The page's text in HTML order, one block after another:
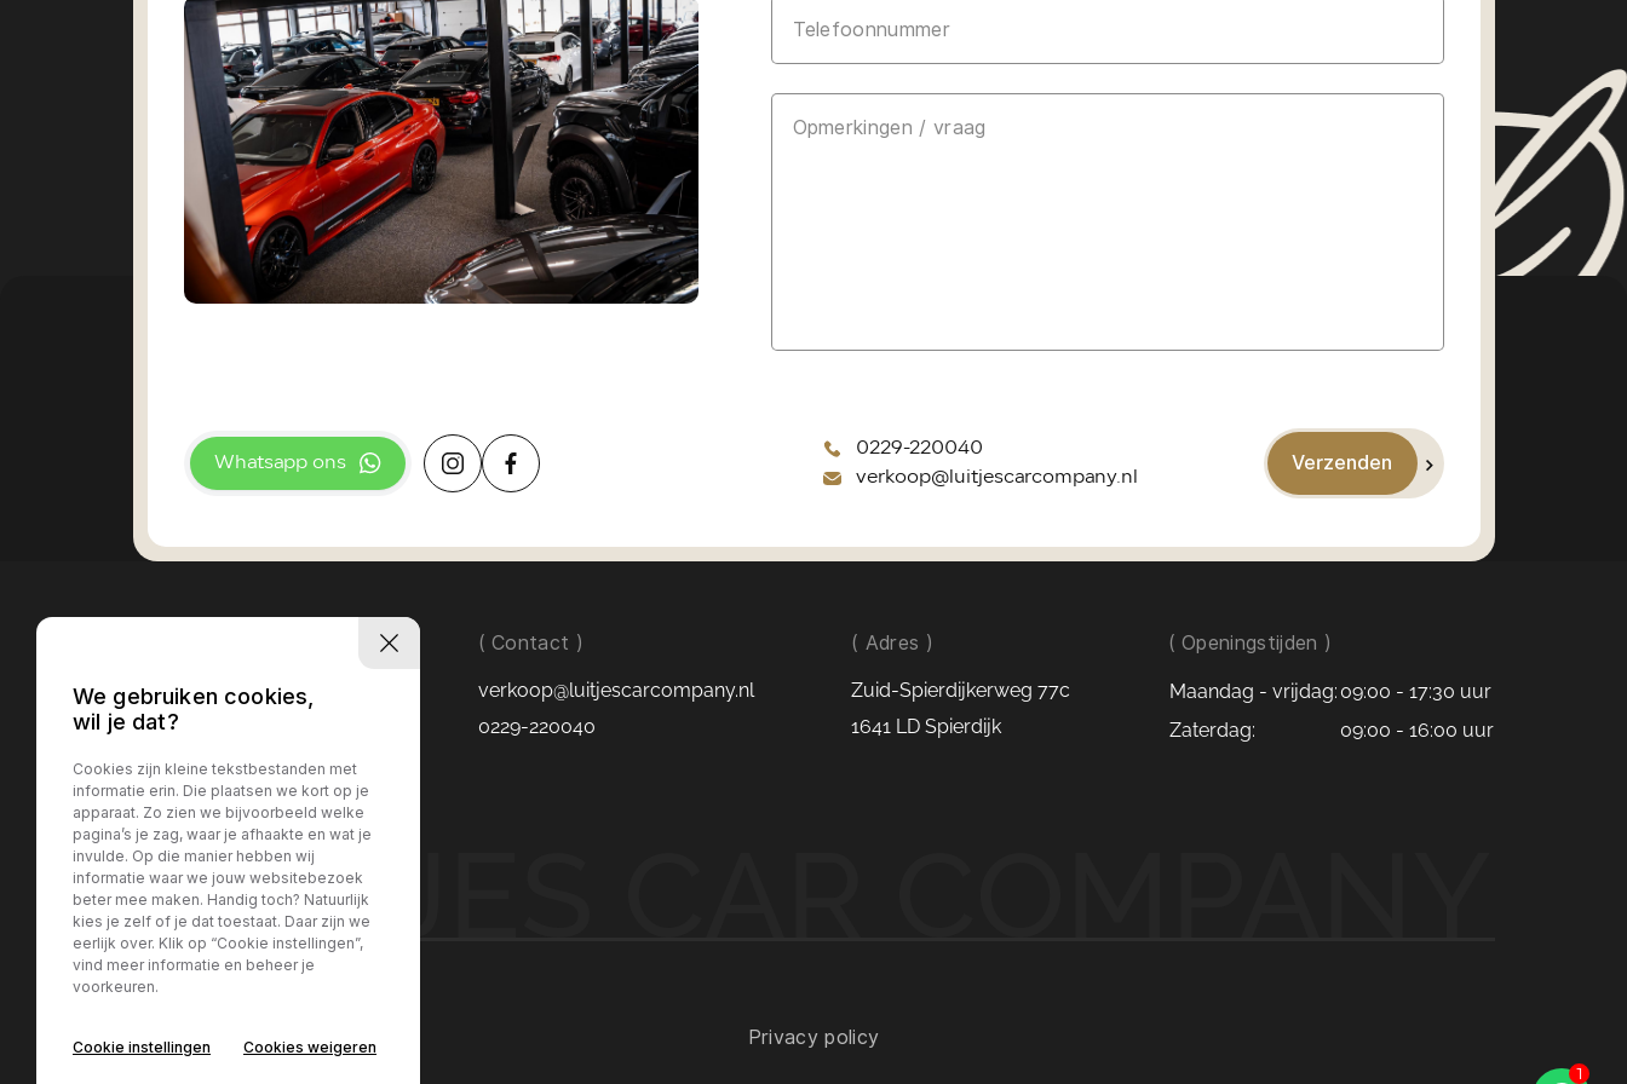
1
grotendeels elektrisch worden afgelegd, terwijl je
staat en is duidelijk met zorg bereden. Uiteraard
moderne techniek en een complete uitrusting.
Virtual Cockpit
Whatsapp ons
0229-220040
verkoop@luitjescarcompany.nl
Verzenden
( Contact )
verkoop@luitjescarcompany.nl
0229-220040
( Adres )
Zuid-Spierdijkerweg 77c
1641 LD Spierdijk
( Openingstijden )
Maandag - vrijdag: 09:00 - 17:30 uur
Zaterdag:
09:00 - 16:00 uur
LUITJES CAR COMPANY
Contact Privacy policy
We gebruiken cookies,
wil je dat?
Cookies zijn kleine tekstbestanden met
informatie erin. Die plaatsen we kort op je
apparaat. Zo zien we bijvoorbeeld welke
pagina’s je zag, waar je afhaakte en wat je
invulde. Op die manier hebben wij
informatie waar we jouw websitebezoek
beter mee maken. Handig toch? Natuurlijk
kies je zelf of je dat toestaat. Daar zijn we
eerlijk over. Klik op “Cookie instellingen”,
vind meer informatie en beheer je
voorkeuren.
Cookie instellingen Cookies weigeren